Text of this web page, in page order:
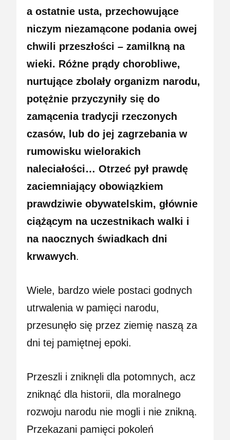
a ostatnie usta, przechowujące
niczym niezamącone podania owej
chwili przeszłości – zamilkną na
wieki. Różne prądy chorobliwe,
nurtujące zbolały organizm narodu,
potężnie przyczyniły się do
zamącenia tradycji rzeczonych
czasów, lub do jej zagrzebania w
rumowisku wielorakich
naleciałości… Otrzeć pył prawdę
zaciemniający obowiązkiem
prawdziwie obywatelskim, głównie
ciążącym na uczestnikach walki i
na naocznych świadkach dni
krwawych.
Wiele, bardzo wiele postaci godnych
utrwalenia w pamięci narodu,
przesunęło się przez ziemię naszą za
dni tej pamiętnej epoki.
Przeszli i zniknęli dla potomnych, acz
zniknąć dla historii, dla moralnego
rozwoju narodu nie mogli i nie znikną.
Przekazani pamięci pokoleń